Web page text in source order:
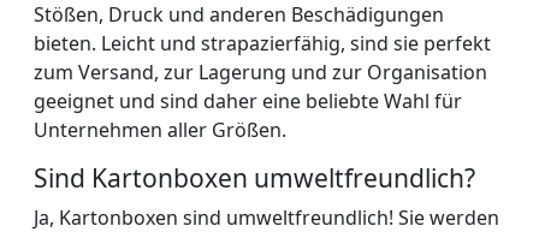
Stößen, Druck und anderen Beschädigungen
bieten. Leicht und strapazierfähig, sind sie perfekt
zum Versand, zur Lagerung und zur Organisation
geeignet und sind daher eine beliebte Wahl für
Unternehmen aller Größen.
Sind Kartonboxen umweltfreundlich?
Ja, Kartonboxen sind umweltfreundlich! Sie werden